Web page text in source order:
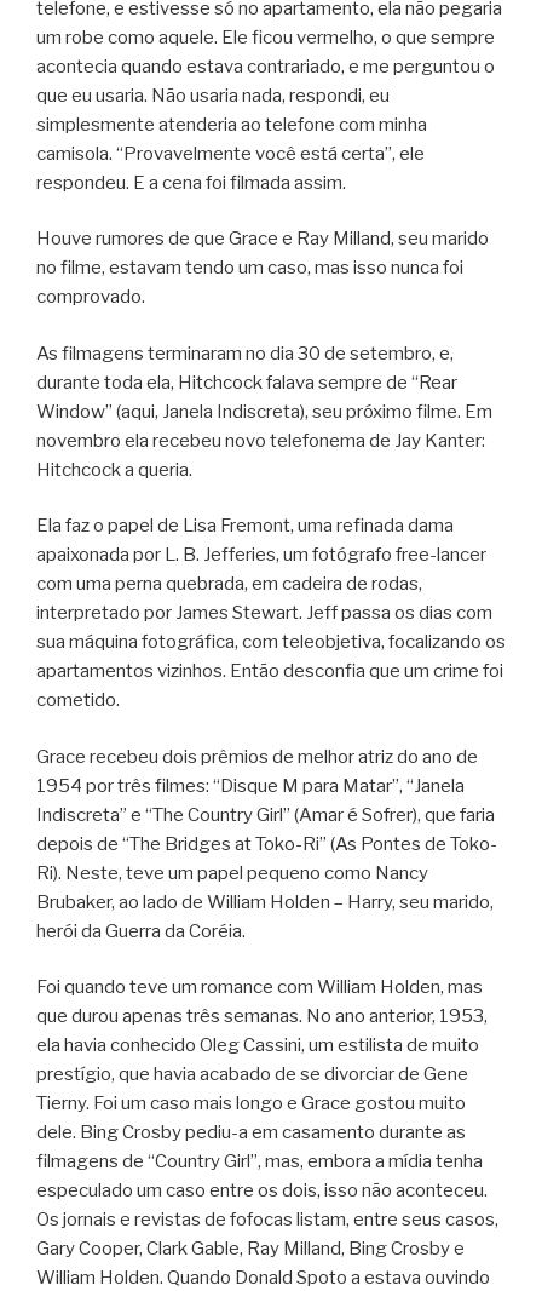
telefone, e estivesse só no apartamento, ela não pegaria
um robe como aquele. Ele ficou vermelho, o que sempre
acontecia quando estava contrariado, e me perguntou o
que eu usaria. Não usaria nada, respondi, eu
simplesmente atenderia ao telefone com minha
camisola. “Provavelmente você está certa”, ele
respondeu. E a cena foi filmada assim.
Houve rumores de que Grace e Ray Milland, seu marido
no filme, estavam tendo um caso, mas isso nunca foi
comprovado.
As filmagens terminaram no dia 30 de setembro, e,
durante toda ela, Hitchcock falava sempre de “Rear
Window” (aqui, Janela Indiscreta), seu próximo filme. Em
novembro ela recebeu novo telefonema de Jay Kanter:
Hitchcock a queria.
Ela faz o papel de Lisa Fremont, uma refinada dama
apaixonada por L. B. Jefferies, um fotógrafo free-lancer
com uma perna quebrada, em cadeira de rodas,
interpretado por James Stewart. Jeff passa os dias com
sua máquina fotográfica, com teleobjetiva, focalizando os
apartamentos vizinhos. Então desconfia que um crime foi
cometido.
Grace recebeu dois prêmios de melhor atriz do ano de
1954 por três filmes: “Disque M para Matar”, “Janela
Indiscreta” e “The Country Girl” (Amar é Sofrer), que faria
depois de “The Bridges at Toko-Ri” (As Pontes de Toko-
Ri). Neste, teve um papel pequeno como Nancy
Brubaker, ao lado de William Holden – Harry, seu marido,
herói da Guerra da Coréia.
Foi quando teve um romance com William Holden, mas
que durou apenas três semanas. No ano anterior, 1953,
ela havia conhecido Oleg Cassini, um estilista de muito
prestígio, que havia acabado de se divorciar de Gene
Tierny. Foi um caso mais longo e Grace gostou muito
dele. Bing Crosby pediu-a em casamento durante as
filmagens de “Country Girl”, mas, embora a mídia tenha
especulado um caso entre os dois, isso não aconteceu.
Os jornais e revistas de fofocas listam, entre seus casos,
Gary Cooper, Clark Gable, Ray Milland, Bing Crosby e
William Holden. Quando Donald Spoto a estava ouvindo